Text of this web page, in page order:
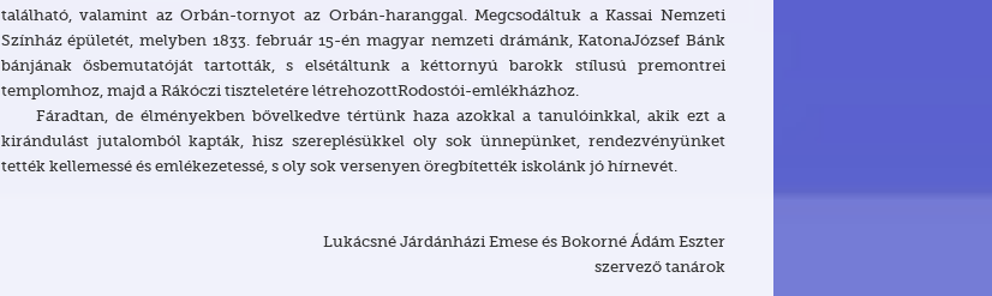
található, valamint az Orbán-tornyot az Orbán-haranggal. Megcsodáltuk a Kassai Nemzeti
Színház épületét, melyben 1833. február 15-én magyar nemzeti drámánk, KatonaJózsef Bánk
bánjának ősbemutatóját tartották, s elsétáltunk a kéttornyú barokk stílusú premontrei
templomhoz, majd a Rákóczi tiszteletére létrehozottRodostói-emlékházhoz.
Fáradtan, de élményekben bővelkedve tértünk haza azokkal a tanulóinkkal, akik ezt a
kirándulást jutalomból kapták, hisz szereplésükkel oly sok ünnepünket, rendezvényünket
tették kellemessé és emlékezetessé, s oly sok versenyen öregbítették iskolánk jó hírnevét.
Lukácsné Járdánházi Emese és Bokorné Ádám Eszter
szervező tanárok